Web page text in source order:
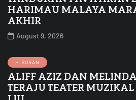
HARIMAU MALAYA
AKHIR
August 9, 2026
HIBURAN
ALIFF AZIZ DAN
TERAJU TEATER